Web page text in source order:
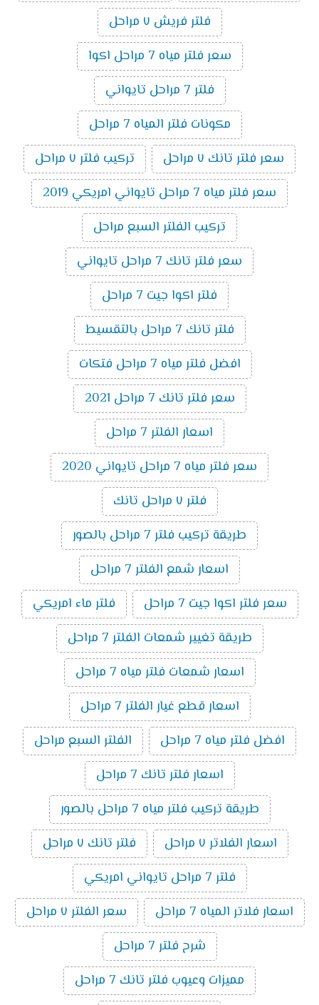
فلتر فريش ٧ مراحل
سعر فلتر مياه 7 مراحل اكوا
فلتر 7 مراحل تايواني
مكونات فلتر المياه 7 مراحل
سعر فلتر تانك ٧ مراحل
تركيب فلتر ٧ مراحل
سعر فلتر مياه 7 مراحل تايواني امريكي 2019
تركيب الفلتر السبع مراحل
سعر فلتر تانك 7 مراحل تايواني
فلتر اكوا جيت 7 مراحل
فلتر تانك 7 مراحل بالتقسيط
افضل فلتر مياه 7 مراحل فتكات
سعر فلتر تانك 7 مراحل 2021
اسعار الفلتر 7 مراحل
سعر فلتر مياه 7 مراحل تايواني 2020
فلتر ٧ مراحل تانك
طريقة تركيب فلتر 7 مراحل بالصور
اسعار شمع الفلتر 7 مراحل
سعر فلتر اكوا جيت 7 مراحل
فلتر ماء امريكي
طريقة تغيير شمعات الفلتر 7 مراحل
اسعار شمعات فلتر مياه 7 مراحل
اسعار قطع غيار الفلتر 7 مراحل
افضل فلتر مياه 7 مراحل
الفلتر السبع مراحل
اسعار فلتر تانك 7 مراحل
طريقة تركيب فلتر مياه 7 مراحل بالصور
اسعار الفلاتر ٧ مراحل
فلتر تانك ٧ مراحل
فلتر 7 مراحل تايواني امريكي
اسعار فلاتر المياه 7 مراحل
سعر الفلتر ٧ مراحل
شرح فلتر 7 مراحل
مميزات وعيوب فلتر تانك 7 مراحل